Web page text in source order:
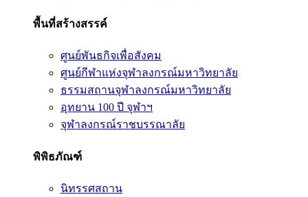
พื้นที่สร้างสรรค์
ศูนย์พันธกิจเพื่อสังคม
ศูนย์กีฬาแห่งจุฬาลงกรณ์มหาวิทยาลัย
ธรรมสถานจุฬาลงกรณ์มหาวิทยาลัย
อุทยาน 100 ปี จุฬาฯ
จุฬาลงกรณ์ราชบรรณาลัย
พิพิธภัณฑ์
นิทรรศสถาน